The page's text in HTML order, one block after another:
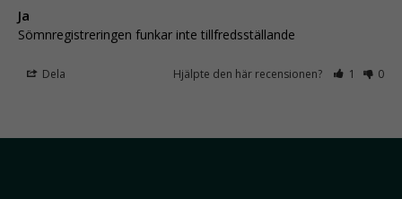
Ja
Sömnregistreringen funkar inte tillfredsställande
Dela Hjälpte den här recensionen? 1 0